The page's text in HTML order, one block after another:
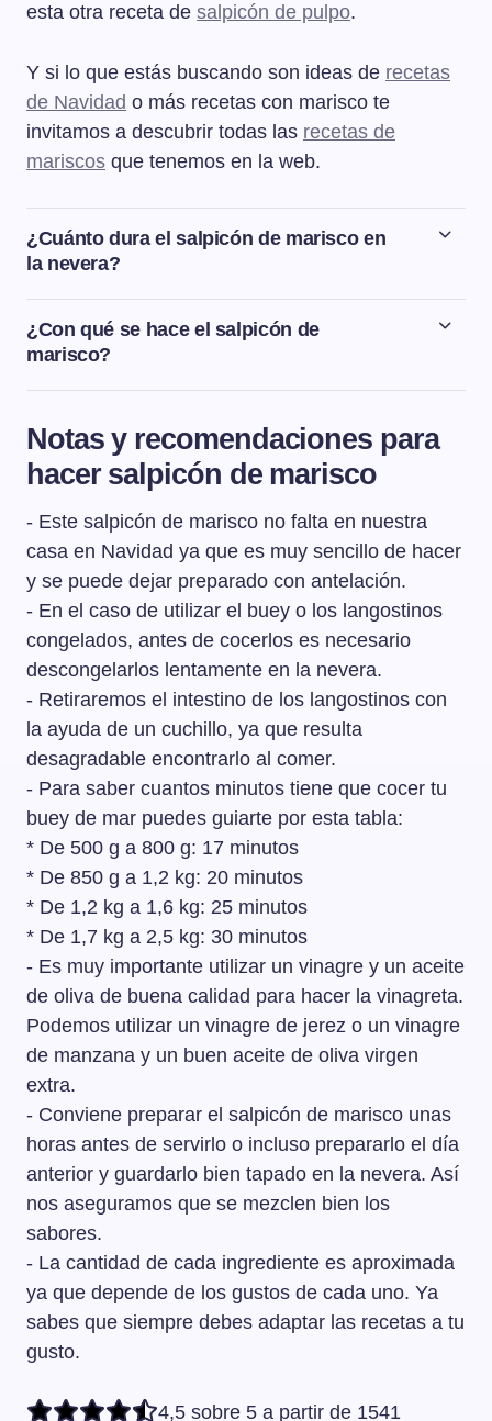
esta otra receta de salpicón de pulpo.
Y si lo que estás buscando son ideas de recetas
de Navidad o más recetas con marisco te
invitamos a descubrir todas las recetas de
mariscos que tenemos en la web.
¿Cuánto dura el salpicón de marisco en
la nevera?
El salpicón de marisco podemos conservarlo en la
nevera dentro de un táper o un recipiente bien tapado
un máximo de dos días.
¿Con qué se hace el salpicón de
marisco?
El salpicón de marisco no deja de ser una especie de
podemos hacer con el marisco que más nos guste. En
esta receta lo hicimos con buey de mar y langostinos y
lo completamos con uno poco de surimi (palitos de
cangrejo). Pero le podemos echar mejillones, centolla,
pulpo o algún pescado de carne firme como el rape.
Notas y recomendaciones para
hacer salpicón de marisco
- Este salpicón de marisco no falta en nuestra
casa en Navidad ya que es muy sencillo de hacer
y se puede dejar preparado con antelación.
- En el caso de utilizar el buey o los langostinos
congelados, antes de cocerlos es necesario
descongelarlos lentamente en la nevera.
- Retiraremos el intestino de los langostinos con
la ayuda de un cuchillo, ya que resulta
desagradable encontrarlo al comer.
- Para saber cuantos minutos tiene que cocer tu
buey de mar puedes guiarte por esta tabla:
* De 500 g a 800 g: 17 minutos
* De 850 g a 1,2 kg: 20 minutos
* De 1,2 kg a 1,6 kg: 25 minutos
* De 1,7 kg a 2,5 kg: 30 minutos
- Es muy importante utilizar un vinagre y un aceite
de oliva de buena calidad para hacer la vinagreta.
Podemos utilizar un vinagre de jerez o un vinagre
de manzana y un buen aceite de oliva virgen
extra.
- Conviene preparar el salpicón de marisco unas
horas antes de servirlo o incluso prepararlo el día
anterior y guardarlo bien tapado en la nevera. Así
nos aseguramos que se mezclen bien los
sabores.
- La cantidad de cada ingrediente es aproximada
ya que depende de los gustos de cada uno. Ya
sabes que siempre debes adaptar las recetas a tu
gusto.
4,5 sobre 5 a partir de 1541